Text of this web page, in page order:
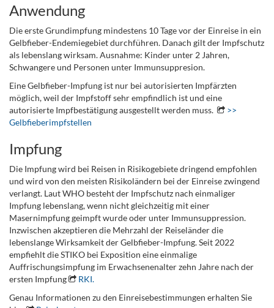
Anwendung
Die erste Grundimpfung mindestens 10 Tage vor der Einreise in ein
Gelbfieber-Endemiegebiet durchführen. Danach gilt der Impfschutz
als lebenslang wirksam. Ausnahme: Kinder unter 2 Jahren,
Schwangere und Personen unter Immunsuppresion.
Eine Gelbfieber-Impfung ist nur bei autorisierten Impfärzten
möglich, weil der Impfstoff sehr empfindlich ist und eine
autorisierte Impfbestätigung ausgestellt werden muss.
>>
Gelbfieberimpfstellen
Impfung
Die Impfung wird bei Reisen in Risikogebiete dringend empfohlen
und wird von den meisten Risikoländern bei der Einreise zwingend
verlangt. Laut WHO besteht der Impfschutz nach einmaliger
Impfung lebenslang, wenn nicht gleichzeitig mit einer
Masernimpfung geimpft wurde oder unter Immunsuppression.
Inzwischen akzeptieren die Mehrzahl der Reiseländer die
lebenslange Wirksamkeit der Gelbfieber-Impfung. Seit 2022
empfiehlt die STIKO bei Exposition eine einmalige
Auffrischungsimpfung im Erwachsenenalter zehn Jahre nach der
ersten Impfung
RKI.
Genau Informationen zu den Einreisebestimmungen erhalten Sie